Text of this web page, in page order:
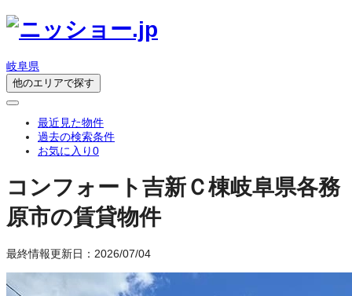
岐阜県
他のエリアで探す
最近見た物件
過去の検索条件
お気に入り0
コンフォート吉新Ｃ棟岐阜県各務
原市の賃貸物件
最終情報更新日：2026/07/04